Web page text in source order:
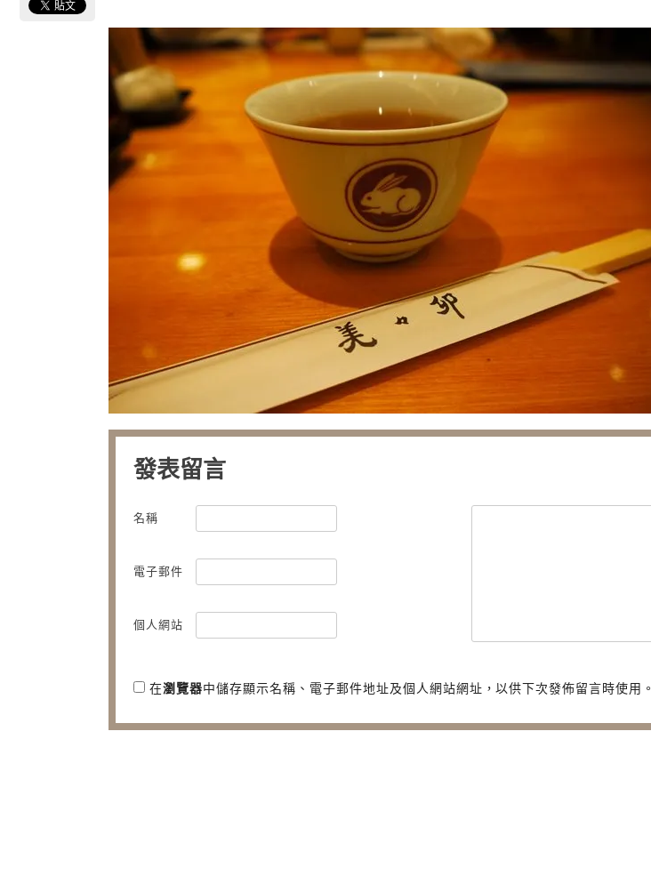
發表留言
名稱
電子郵件
個人網站
在瀏覽器中儲存顯示名稱、電子郵件地址及個人網站網址，以供下次發佈留言時使用。